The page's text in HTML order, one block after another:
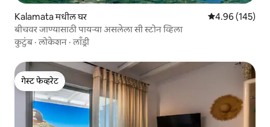
Kalamata मधील घर 5 पैकी 4.96
4.96 (145)
बीचवर जाण्यासाठी पायऱ्या असलेला सी स्टोन व्हिला
कुटुंब·लोकेशन ·लाँड्री
गेस्ट फेव्हरेट
गेस्ट फेव्हरेट